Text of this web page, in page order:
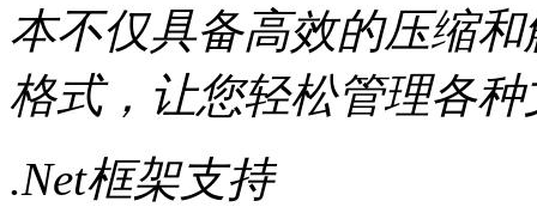
本不仅具备高效的压缩
格式，让您轻松管理各
.Net框架支持